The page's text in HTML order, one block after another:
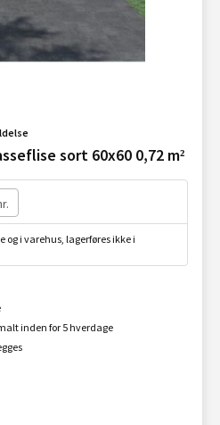
sort 60x60 0,72 m²
og i varehus, lagerføres ikke i
inden for 5 hverdage